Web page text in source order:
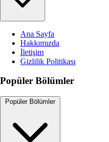
Ana Sayfa
Hakkımızda
İletişim
Gizlilik Politikası
Popüler Bölümler
Popüler Bölümler